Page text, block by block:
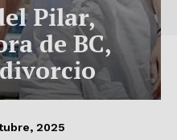
Pilar,
de BC,
2025